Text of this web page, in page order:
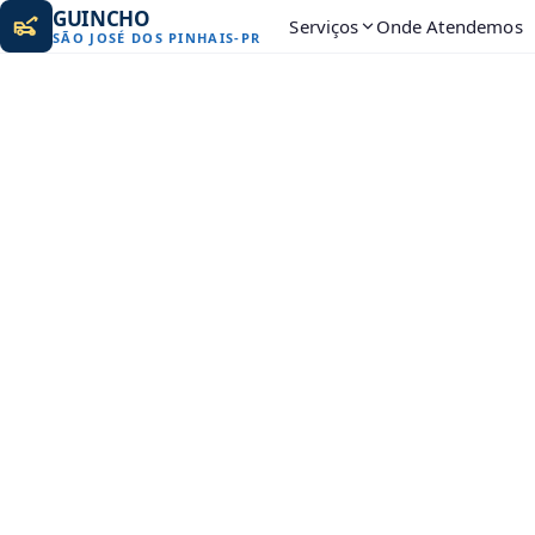
GUINCHO
SÃO JOSÉ DOS PINHAIS- PR Serviços Onde Atendemos